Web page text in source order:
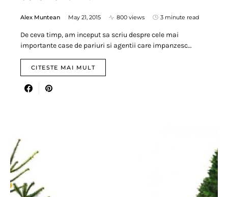
Alex Muntean May 21, 2015 800 views 3 minute read
De ceva timp, am inceput sa scriu despre cele mai
importante case de pariuri si agentii care impanzesc…
CITESTE MAI MULT